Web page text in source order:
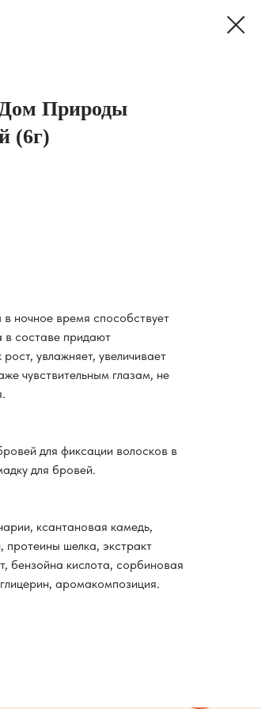
Дом Природы
(6г)
ночное время способствует
в составе придают
увлажняет, увеличивает
чувствительным глазам, не
для фиксации волосков в
для бровей.
ксантановая камедь,
протеины шелка, экстракт
бензойна кислота, сорбиновая
аромакомпозиция.